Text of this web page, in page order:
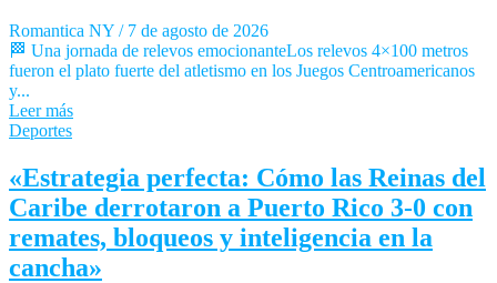
Romantica NY / 7 de agosto de 2026
🏁 Una jornada de relevos emocionanteLos relevos 4×100 metros
fueron el plato fuerte del atletismo en los Juegos Centroamericanos
y...
Leer más
Deportes
«Estrategia perfecta: Cómo las Reinas del
Caribe derrotaron a Puerto Rico 3-0 con
remates, bloqueos y inteligencia en la
cancha»